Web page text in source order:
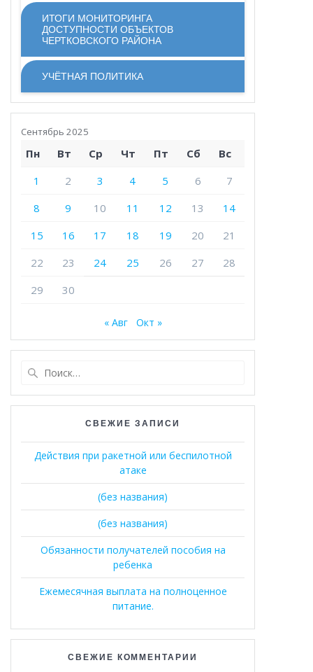
ИТОГИ МОНИТОРИНГА
ДОСТУПНОСТИ ОБЪЕКТОВ
ЧЕРТКОВСКОГО РАЙОНА
УЧЁТНАЯ ПОЛИТИКА
Сентябрь 2025
Пн Вт Ср Чт Пт Сб
Вс
1
2 3 4 5 6
7
8
9 10 11 12 13
14
15
16 17 18 19 20
21
22
23 24 25 26 27
28
29
30
« Авг Окт »
СВЕЖИЕ ЗАПИСИ
Действия при ракетной или беспилотной
атаке
(без названия)
(без названия)
Обязанности получателей пособия на
ребенка
Ежемесячная выплата на полноценное
питание.
СВЕЖИЕ КОММЕНТАРИИ